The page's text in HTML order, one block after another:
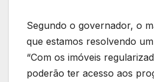
Segundo o governador, o
que estamos resolvendo
“Com os imóveis
poderão ter acesso aos